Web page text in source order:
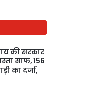
की सरकार
साफ, 156
का दर्जा,